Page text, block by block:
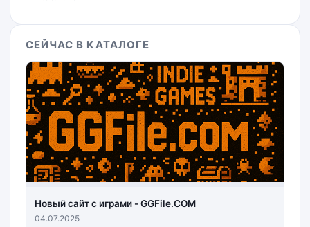
СЕЙЧАС В КАТАЛОГЕ
Новый сайт с играми - GGFile.COM
04.07.2025